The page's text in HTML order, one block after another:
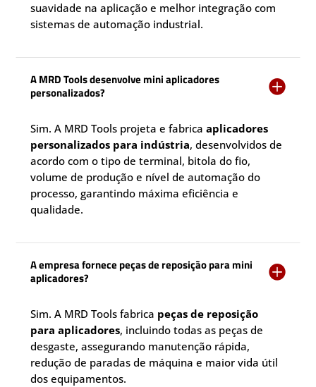
suavidade na aplicação e melhor integração com
sistemas de automação industrial.
A MRD Tools desenvolve mini aplicadores
personalizados?

Sim. A MRD Tools projeta e fabricaaplicadores
personalizados para indústria, desenvolvidos de
acordo com o tipo de terminal, bitola do fio,
volume de produção e nível de automação do
processo, garantindo máxima eficiência e
qualidade.
A empresa fornece peças de reposição para mini
aplicadores?

Sim. A MRD Tools fabrica peças de reposição
para aplicadores, incluindo todas as peças de
desgaste, assegurando manutenção rápida,
redução de paradas de máquina e maior vida útil
dos equipamentos.